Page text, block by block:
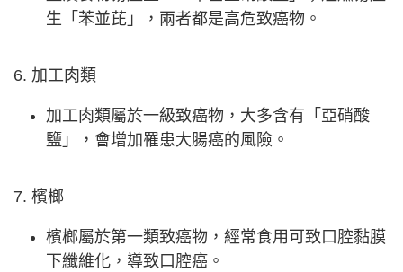
生「苯並芘」，兩者都是高危致癌物。
6. 加工肉類
加工肉類屬於一級致癌物，大多含有「亞硝酸
鹽」，會增加罹患大腸癌的風險。
7. 檳榔
檳榔屬於第一類致癌物，經常食用可致口腔黏膜
下纖維化，導致口腔癌。